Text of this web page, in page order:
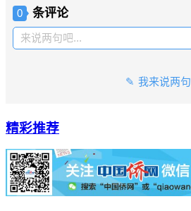
0 条评论
来说两句吧...
我来说两句
精彩推荐